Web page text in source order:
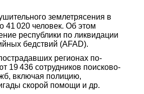
землетрясения в
41 020 человек. Об этом
республики по ликвидации
бедствий (AFAD).
регионах по-
19 436 сотрудников поисково-
включая полицию,
скорой помощи и др.